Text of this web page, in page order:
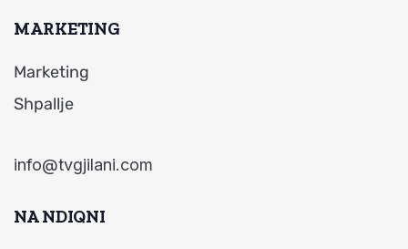
MARKETING
Marketing
Shpallje
info@tvgjilani.com
NA NDIQNI